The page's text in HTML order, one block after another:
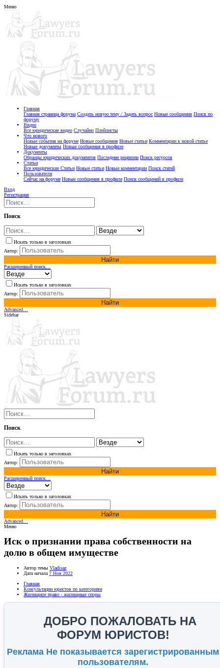
Меню
Главная
Главная страница форума Создать новую тему / Задать вопрос Новые сообщения Поиск по
форуму
Видео
Все юридические видео Случайно Плейлисты
Что нового
Новые события на форуме Новые сообщения Новые статьи Комментарии к новой статье
Новые документы Новые сообщения в профиле
Документы
Образцы юридических документов Последние рецензии Поиск ресурсов
Статьи
Все юридические Статьи Новые статьи Новые комментарии Поиск статей
Пользователи
Сейчас на форуме Новые сообщения в профиле Поиск сообщений в профиле
Вход
Регистрация
Поиск
Искать только в заголовках
Автор:
Найти
Расширенный поиск…
Искать только в заголовках
Автор:
Найти
Advanced…
Sidebar
Поиск
Искать только в заголовках
Автор:
Найти
Расширенный поиск…
Искать только в заголовках
Автор:
Найти
Advanced…
Меню
Иск о признании права собственности на
долю в общем имуществе
Автор темы Vladisaz
Дата начала 7 Ноя 2022
Главная
Консультации юристов по категориям
Жилищное право - жилищные споры
ДОБРО ПОЖАЛОВАТЬ НА
ФОРУМ ЮРИСТОВ!
Реклама Не показывается зарегистрированным
пользователям.